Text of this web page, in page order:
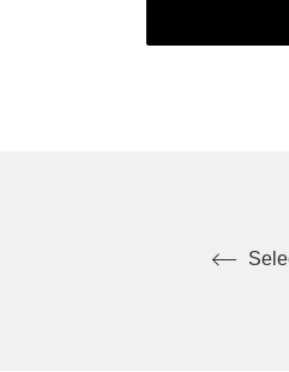
当院では責任を負い
健康保険が使えるか